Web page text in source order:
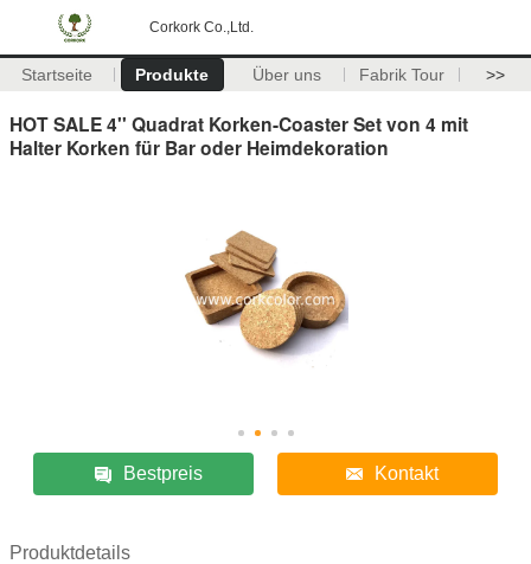
Corkork Co.,Ltd.
Startseite Produkte Über uns Fabrik Tour >>
HOT SALE 4'' Quadrat Korken-Coaster Set von 4 mit
Halter Korken für Bar oder Heimdekoration
Bestpreis Kontakt
Produktdetails